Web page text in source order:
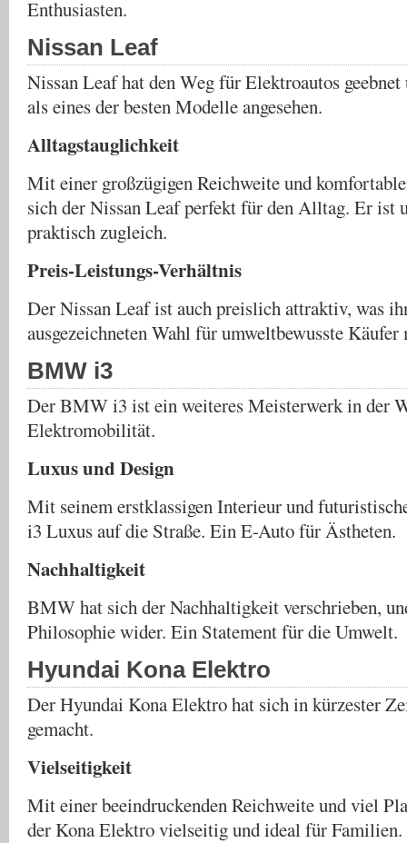
Enthusiasten.
Nissan Leaf
Nissan Leaf hat den Weg für Elektroautos
als eines der besten Modelle angesehen.
Alltagstauglichkeit
Mit einer großzügigen Reichweite und
sich der Nissan Leaf perfekt für den Alltag. Er ist
praktisch zugleich.
Preis-Leistungs-Verhältnis
Der Nissan Leaf ist auch preislich attraktiv, was
ausgezeichneten Wahl für umweltbewusste Käufer
BMW i3
Der BMW i3 ist ein weiteres Meisterwerk in der
Elektromobilität.
Luxus und Design
Mit seinem erstklassigen Interieur und
i3 Luxus auf die Straße. Ein E-Auto für Ästheten.
Nachhaltigkeit
BMW hat sich der Nachhaltigkeit verschrieben,
Philosophie wider. Ein Statement für die Umwelt.
Hyundai Kona Elektro
Der Hyundai Kona Elektro hat sich in kürzester
gemacht.
Vielseitigkeit
Mit einer beeindruckenden Reichweite und viel
der Kona Elektro vielseitig und ideal für Familien.